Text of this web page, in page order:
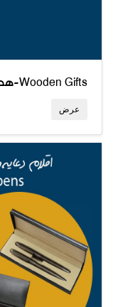
هدايا-خشب-Wooden Gifts
عرض